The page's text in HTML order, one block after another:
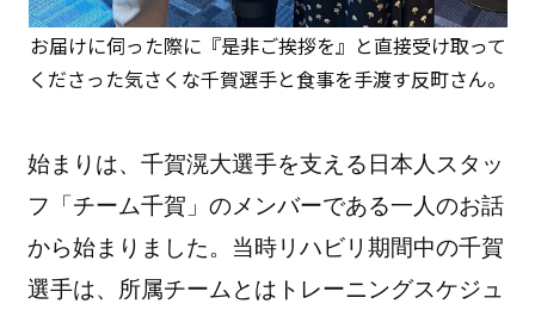
お届けに伺った際に『是非ご挨拶を』と直接受け取って
くださった気さくな千賀選手と食事を手渡す反町さん。
始まりは、千賀滉大選手を支える日本人スタッ
フ「チーム千賀」のメンバーである一人のお話
から始まりました。当時リハビリ期間中の千賀
選手は、所属チームとはトレーニングスケジュ